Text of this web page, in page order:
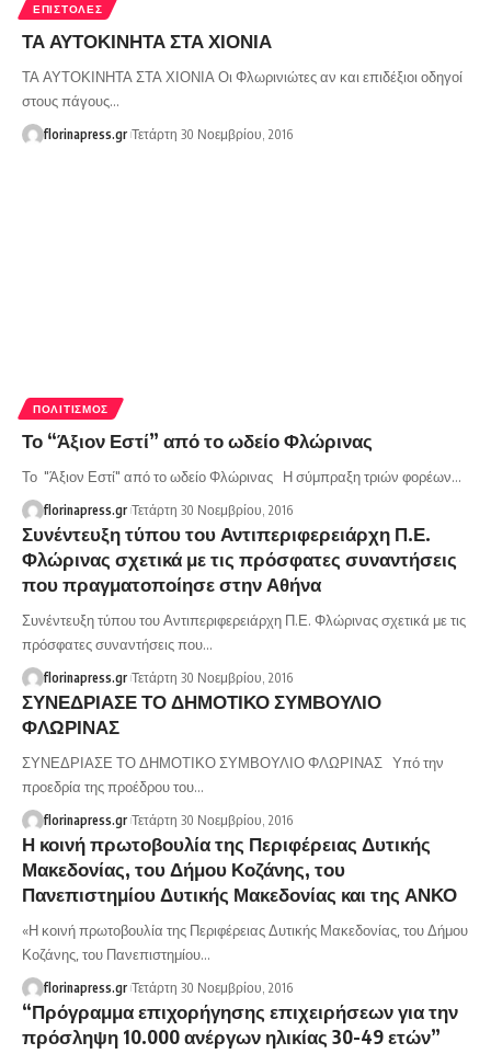
ΕΠΙΣΤΟΛΈΣ
ΤΑ ΑΥΤΟΚΙΝΗΤΑ ΣΤΑ ΧΙΟΝΙΑ
ΤΑ ΑΥΤΟΚΙΝΗΤΑ ΣΤΑ ΧΙΟΝΙΑ Οι Φλωρινιώτες αν και επιδέξιοι οδηγοί
στους πάγους…
florinapress.gr Τετάρτη 30 Νοεμβρίου, 2016
ΠΟΛΙΤΙΣΜΌΣ
Το “Άξιον Εστί” από το ωδείο Φλώρινας
Το "Άξιον Εστί" από το ωδείο Φλώρινας Η σύμπραξη τριών φορέων…
florinapress.gr Τετάρτη 30 Νοεμβρίου, 2016
Συνέντευξη τύπου του Αντιπεριφερειάρχη Π.Ε.
Φλώρινας σχετικά με τις πρόσφατες συναντήσεις
που πραγματοποίησε στην Αθήνα
Συνέντευξη τύπου του Αντιπεριφερειάρχη Π.Ε. Φλώρινας σχετικά με τις
πρόσφατες συναντήσεις που…
florinapress.gr Τετάρτη 30 Νοεμβρίου, 2016
ΣΥΝΕΔΡΙΑΣΕ ΤΟ ΔΗΜΟΤΙΚΟ ΣΥΜΒΟΥΛΙΟ
ΦΛΩΡΙΝΑΣ
ΣΥΝΕΔΡΙΑΣΕ ΤΟ ΔΗΜΟΤΙΚΟ ΣΥΜΒΟΥΛΙΟ ΦΛΩΡΙΝΑΣ Υπό την
προεδρία της προέδρου του…
florinapress.gr Τετάρτη 30 Νοεμβρίου, 2016
Η κοινή πρωτοβουλία της Περιφέρειας Δυτικής
Μακεδονίας, του Δήμου Κοζάνης, του
Πανεπιστημίου Δυτικής Μακεδονίας και της ΑΝΚΟ
«Η κοινή πρωτοβουλία της Περιφέρειας Δυτικής Μακεδονίας, του Δήμου
Κοζάνης, του Πανεπιστημίου…
florinapress.gr Τετάρτη 30 Νοεμβρίου, 2016
“Πρόγραμμα επιχορήγησης επιχειρήσεων για την
πρόσληψη 10.000 ανέργων ηλικίας 30-49 ετών”